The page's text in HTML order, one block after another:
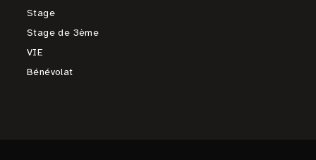
Stage
Stage de 3ème
VIE
Bénévolat